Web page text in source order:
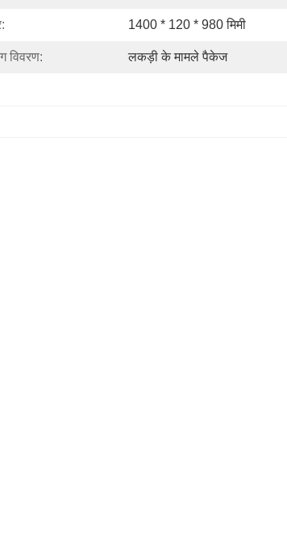
1400 * 120 * 980 मिमी
विवरण: लकड़ी के मामले पैकेज